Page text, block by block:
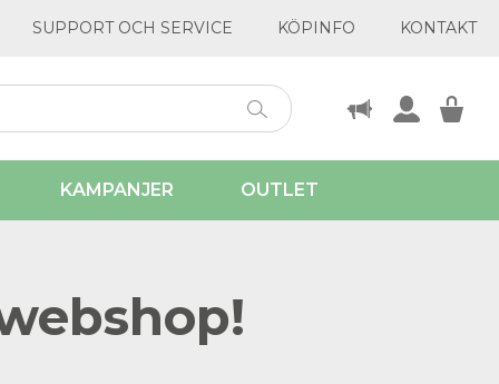
SUPPORT OCH SERVICE KÖPINFO KONTAKT
KAMPANJER OUTLET